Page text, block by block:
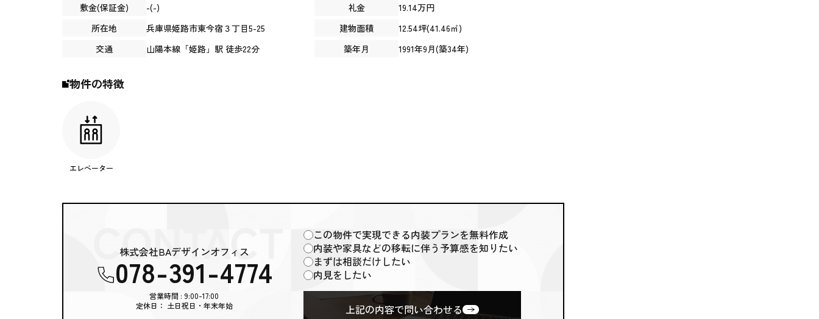
敷金(保証金)
-(-)
所在地
兵庫県姫路市東今宿 ３丁目5-25
交通
山陽本線 「姫路 」駅 徒歩22分
礼金
19.14万円
建物面積
12.54坪(41.46㎡)
築年月
1991年9月(築34年)
物件の特徴
エレベーター
株式会社BAデザインオフィス
078-391-4774
営業時間 : 9:00-17:00
定休日： 土日祝日・年末年始
この物件で実現できる内装プランを無料作成
内装や家具などの移転に伴う予算感を知りたい
まずは相談だけしたい
内見をしたい
上記の内容で問い合わせる